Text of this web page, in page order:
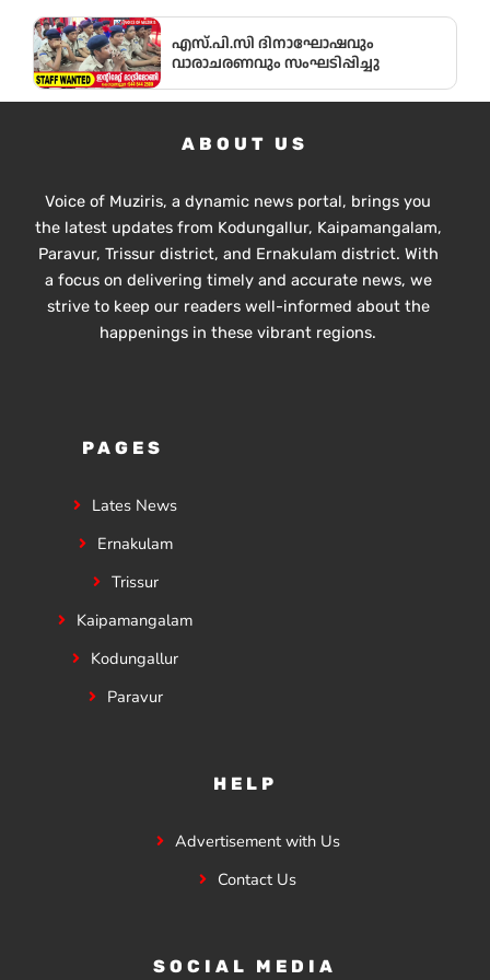
എസ്.പി.സി ദിനാഘോഷവും
വാരാചരണവും സംഘടിപ്പിച്ചു
ABOUT US
Voice of Muziris, a dynamic news portal, brings you
the latest updates from Kodungallur, Kaipamangalam,
Paravur, Trissur district, and Ernakulam district. With
a focus on delivering timely and accurate news, we
strive to keep our readers well-informed about the
happenings in these vibrant regions.
PAGES
Lates News
Ernakulam
Trissur
Kaipamangalam
Kodungallur
Paravur
HELP
Advertisement with Us
Contact Us
SOCIAL MEDIA